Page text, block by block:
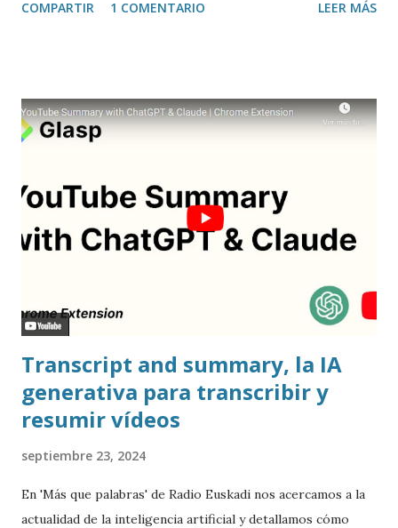
el creador de este portal. Descargar mp3
COMPARTIR 1 COMENTARIO LEER MÁS
Transcript and summary, la IA
generativa para transcribir y
resumir vídeos
septiembre 23, 2024
En 'Más que palabras' de Radio Euskadi nos acercamos a la
actualidad de la inteligencia artificial y detallamos cómo